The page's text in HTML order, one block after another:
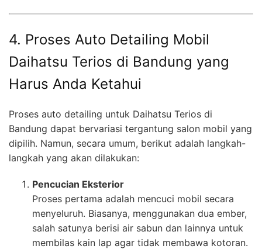
4. Proses Auto Detailing Mobil
Daihatsu Terios di Bandung yang
Harus Anda Ketahui
Proses auto detailing untuk Daihatsu Terios di
Bandung dapat bervariasi tergantung salon mobil yang
dipilih. Namun, secara umum, berikut adalah langkah-
langkah yang akan dilakukan:
Pencucian Eksterior
Proses pertama adalah mencuci mobil secara
menyeluruh. Biasanya, menggunakan dua ember,
salah satunya berisi air sabun dan lainnya untuk
membilas kain lap agar tidak membawa kotoran.